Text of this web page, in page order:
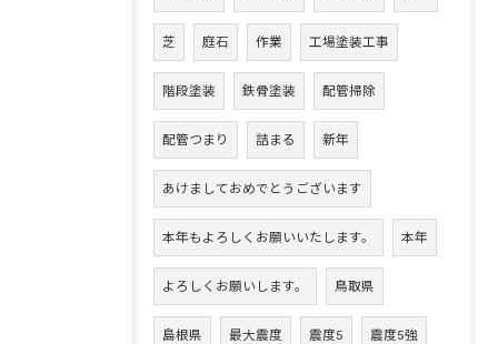
芝 庭石 作業 工場塗装工事
階段塗装 鉄骨塗装 配管掃除
配管つまり 詰まる 新年
あけましておめでとうございます
本年もよろしくお願いいたします。 本年
よろしくお願いします。 鳥取県
島根県 最大震度 震度5 震度5強